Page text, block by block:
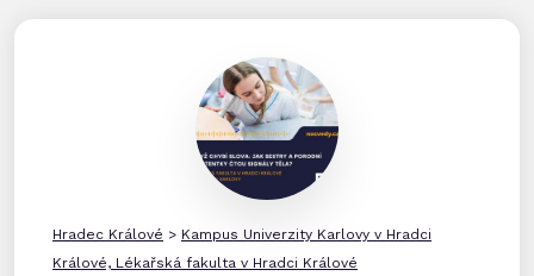
Hradec Králové > Kampus Univerzity Karlovy v Hradci
Králové, Lékařská fakulta v Hradci Králové